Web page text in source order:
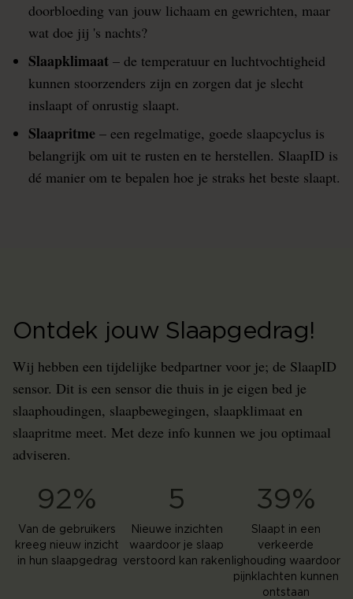
doorbloeding van jouw lichaam en gewrichten, maar
wat doe jij 's nachts?
Slaapklimaat – de temperatuur en luchtvochtigheid
kunnen stoorzenders zijn en zorgen dat je slecht
inslaapt of onrustig slaapt.
Slaapritme – een regelmatige, goede slaapcyclus is
belangrijk om uit te rusten en te herstellen. SlaapID is
dé manier om te bepalen hoe je straks het beste slaapt.
Ontdek jouw Slaapgedrag!
Wij hebben een tijdelijke bedpartner voor je; de SlaapID
sensor. Dit is een sensor die thuis in je eigen bed je
slaaphoudingen, slaapbewegingen, slaapklimaat en
slaapritme meet. Met deze info kunnen we jou optimaal
adviseren.
92%
Van de gebruikers
kreeg nieuw inzicht
in hun slaapgedrag
5
Nieuwe inzichten
waardoor je slaap
verstoord kan raken
39%
Slaapt in een
verkeerde
lighouding waardoor
pijnklachten kunnen
ontstaan